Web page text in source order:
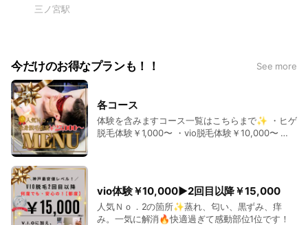
三ノ宮駅
今だけのお得なプランも！！ See more
各コース
体験を含みますコース一覧はこちらまで✨️ ・ヒゲ
脱毛体験￥1,000〜 ・vio脱毛体験￥10,000〜 ・
vio体験￥10,000▶︎2回目以降￥15,000
人気Ｎｏ．2の箇所✨️蒸れ、匂い、黒ずみ、痒
み。一気に解消🔥快適過ぎて感動部位1位です！